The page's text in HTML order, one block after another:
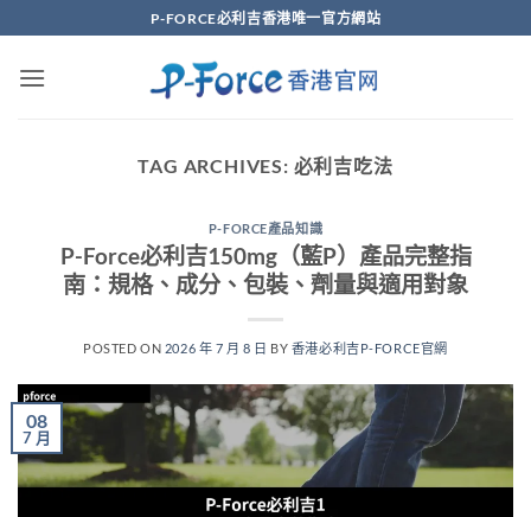
to
content
P-FORCE必利吉香港唯一官方網站
TAG ARCHIVES: 必利吉吃法
P-FORCE產品知識
P-Force必利吉150mg（藍P）產品完整指
南：規格、成分、包裝、劑量與適用對象
POSTED ON 2026 年 7 月 8 日 BY 香港必利吉P-FORCE官網
08
7 月